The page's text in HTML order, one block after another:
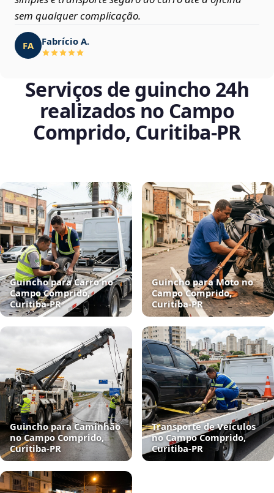
sem qualquer complicação.
FA Fabrício A.
Serviços de guincho 24h
realizados no Campo
Comprido, Curitiba‑PR
Guincho para Carro no
Campo Comprido,
Curitiba‑PR
Guincho para Moto no
Campo Comprido,
Curitiba‑PR
Guincho para Caminhão
no Campo Comprido,
Curitiba‑PR
Transporte de Veículos
no Campo Comprido,
Curitiba‑PR